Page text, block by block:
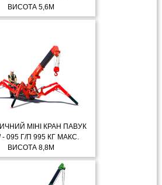
ВИСОТА 5,6М
МІНІ КРАН ПАВУК
- 095 Г/П 995 КГ МАКС.
ВИСОТА 8,8М
ДЕТАЛЬНІШЕ